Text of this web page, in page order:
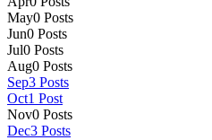
May0 Posts
Jun0 Posts
Jul0 Posts
Aug0 Posts
Sep3 Posts
Oct1 Post
Nov0 Posts
Dec3 Posts